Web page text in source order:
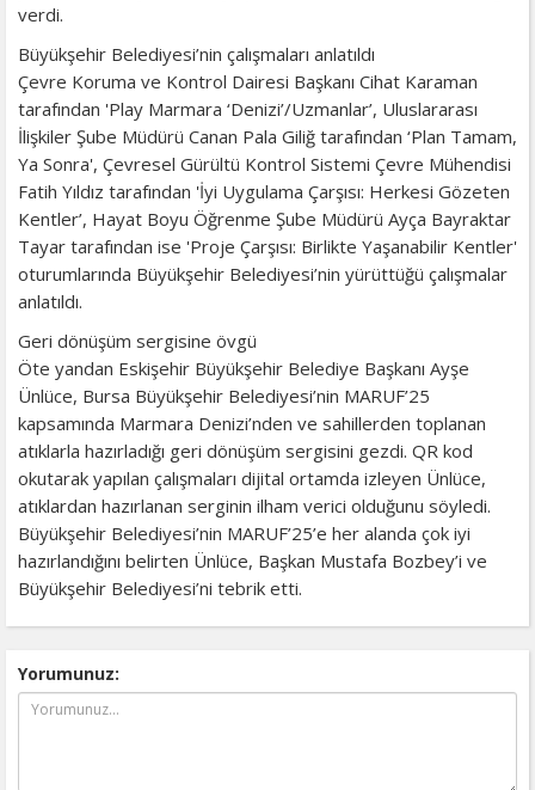
verdi.
Büyükşehir Belediyesi’nin çalışmaları anlatıldı
Çevre Koruma ve Kontrol Dairesi Başkanı Cihat Karaman
tarafından 'Play Marmara ‘Denizi’/Uzmanlar’, Uluslararası
İlişkiler Şube Müdürü Canan Pala Giliğ tarafından ‘Plan Tamam,
Ya Sonra', Çevresel Gürültü Kontrol Sistemi Çevre Mühendisi
Fatih Yıldız tarafından 'İyi Uygulama Çarşısı: Herkesi Gözeten
Kentler’, Hayat Boyu Öğrenme Şube Müdürü Ayça Bayraktar
Tayar tarafından ise 'Proje Çarşısı: Birlikte Yaşanabilir Kentler'
oturumlarında Büyükşehir Belediyesi’nin yürüttüğü çalışmalar
anlatıldı.
Geri dönüşüm sergisine övgü
Öte yandan Eskişehir Büyükşehir Belediye Başkanı Ayşe
Ünlüce, Bursa Büyükşehir Belediyesi’nin MARUF’25
kapsamında Marmara Denizi’nden ve sahillerden toplanan
atıklarla hazırladığı geri dönüşüm sergisini gezdi. QR kod
okutarak yapılan çalışmaları dijital ortamda izleyen Ünlüce,
atıklardan hazırlanan serginin ilham verici olduğunu söyledi.
Büyükşehir Belediyesi’nin MARUF’25’e her alanda çok iyi
hazırlandığını belirten Ünlüce, Başkan Mustafa Bozbey’i ve
Büyükşehir Belediyesi’ni tebrik etti.
Yorumunuz: